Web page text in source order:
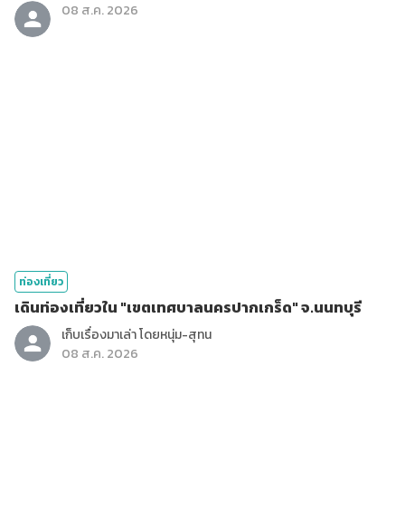
08 ส.ค. 2026
ท่องเที่ยว
เดินท่องเที่ยวใน "เขตเทศบาลนครปากเกร็ด" จ.นนทบุรี
เก็บเรื่องมาเล่า โดยหนุ่ม-สุทน
08 ส.ค. 2026